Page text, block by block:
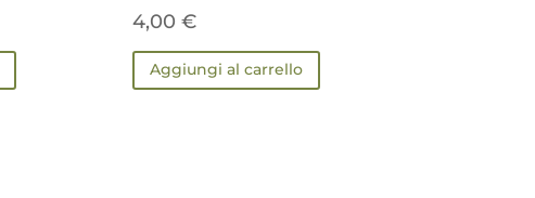
4,00 €
Aggiungi al carrello